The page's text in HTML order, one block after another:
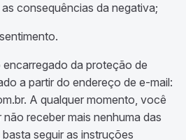
consequências da negativa;
encarregado da proteção de
a partir do endereço de e-mail:
A qualquer momento, você
receber mais nenhuma das
seguir as instruções